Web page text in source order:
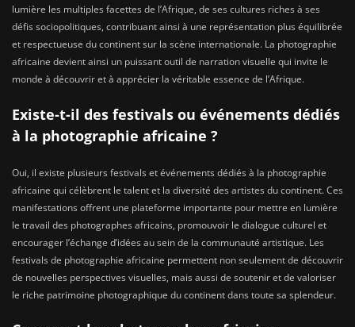
lumière les multiples facettes de l’Afrique, de ses cultures riches à ses
défis sociopolitiques, contribuant ainsi à une représentation plus équilibrée
et respectueuse du continent sur la scène internationale. La photographie
africaine devient ainsi un puissant outil de narration visuelle qui invite le
monde à découvrir et à apprécier la véritable essence de l’Afrique.
Existe-t-il des festivals ou événements dédiés
à la photographie africaine ?
Oui, il existe plusieurs festivals et événements dédiés à la photographie
africaine qui célèbrent le talent et la diversité des artistes du continent. Ces
manifestations offrent une plateforme importante pour mettre en lumière
le travail des photographes africains, promouvoir le dialogue culturel et
encourager l’échange d’idées au sein de la communauté artistique. Les
festivals de photographie africaine permettent non seulement de découvrir
de nouvelles perspectives visuelles, mais aussi de soutenir et de valoriser
le riche patrimoine photographique du continent dans toute sa splendeur.